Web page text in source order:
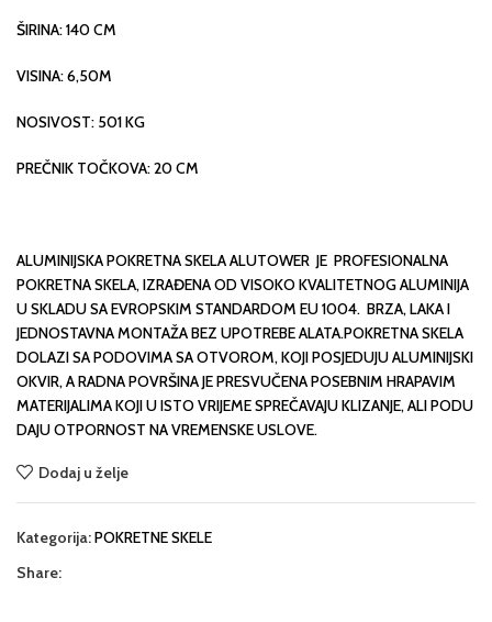
ŠIRINA: 140 CM
VISINA: 6,50M
NOSIVOST: 501 KG
PREČNIK TOČKOVA: 20 CM
ALUMINIJSKA POKRETNA SKELA ALUTOWER JE PROFESIONALNA
POKRETNA SKELA, IZRAĐENA OD VISOKO KVALITETNOG ALUMINIJA
U SKLADU SA EVROPSKIM STANDARDOM EU 1004. BRZA, LAKA I
JEDNOSTAVNA MONTAŽA BEZ UPOTREBE ALATA.POKRETNA SKELA
DOLAZI SA PODOVIMA SA OTVOROM, KOJI POSJEDUJU ALUMINIJSKI
OKVIR, A RADNA POVRŠINA JE PRESVUČENA POSEBNIM HRAPAVIM
MATERIJALIMA KOJI U ISTO VRIJEME SPREČAVAJU KLIZANJE, ALI PODU
DAJU OTPORNOST NA VREMENSKE USLOVE.
Dodaj u želje
Kategorija:POKRETNE SKELE
Share: